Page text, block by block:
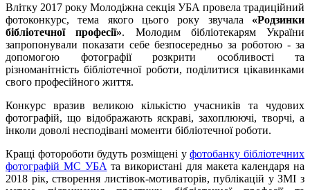
Влітку 2017 року Молодіжна секція УБА провела традиційний
фотоконкурс, тема якого цього року звучала «Родзинки
бібліотечної професії». Молодим бібліотекарям України
запропонували показати себе безпосередньо за роботою - за
допомогою фотографії розкрити особливості та
різноманітність бібліотечної роботи, поділитися цікавинками
свого професійного життя.
Конкурс вразив великою кількістю учасників та чудових
фотографій, що відображають яскраві, захоплюючі, творчі, а
інколи доволі несподівані моменти бібліотечної роботи.
Кращі фотороботи будуть розміщені уфотобанку бібліотечних
фотографій МС УБА та використані для макета календаря на
2018 рік, створення листівок-мотиваторів, публікацій у ЗМІ з